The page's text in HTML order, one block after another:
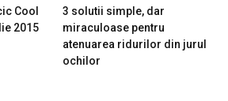
Cool
2015
3 solutii simple, dar
miraculoase pentru
atenuarea ridurilor din jurul
ochilor